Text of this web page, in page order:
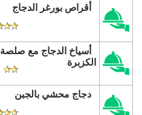
أقراص بورغر الدجاج
أسياخ الدجاج مع صلصة
الكزبرة
دجاج محشي بالجبن